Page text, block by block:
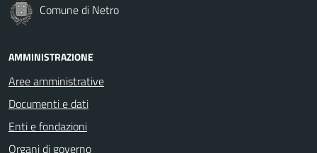
Comune di Netro
AMMINISTRAZIONE
Aree amministrative
Documenti e dati
Enti e fondazioni
Organi di governo